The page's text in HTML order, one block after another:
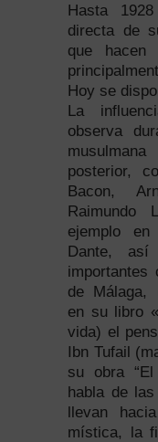
Hasta
directa de
que hacen
Hoy se
La
observa
posterior,
Bacon,
Raimundo
ejemplo
Dante,
importantes
de Málaga,
en su libro
vida) el
Ibn Tufail
su obra “El
habla de
llevan
mística, la